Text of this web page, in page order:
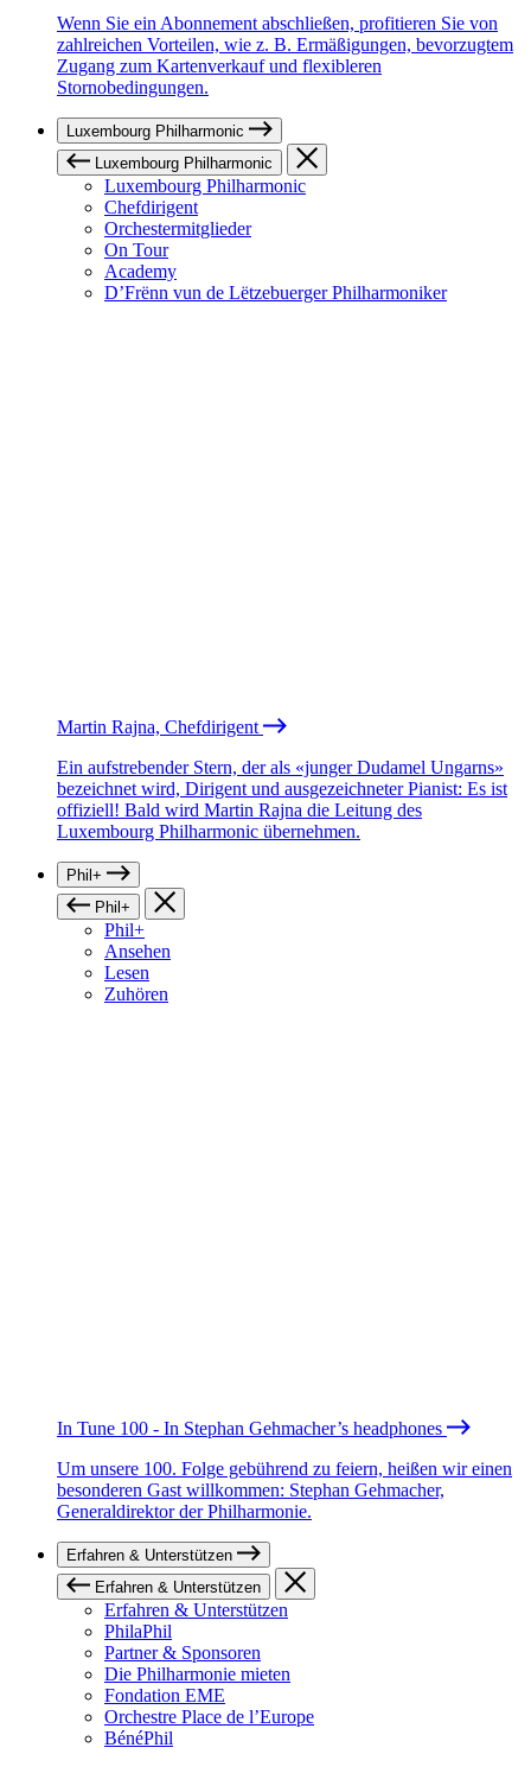
Wenn Sie ein Abonnement abschließen, profitieren Sie von
zahlreichen Vorteilen, wie z. B. Ermäßigungen, bevorzugtem
Zugang zum Kartenverkauf und flexibleren
Stornobedingungen.
Luxembourg Philharmonic
Luxembourg Philharmonic
Luxembourg Philharmonic
Chefdirigent
Orchestermitglieder
On Tour
Academy
D’Frënn vun de Lëtzebuerger Philharmoniker
Martin Rajna, Chefdirigent
Ein aufstrebender Stern, der als «junger Dudamel Ungarns»
bezeichnet wird, Dirigent und ausgezeichneter Pianist: Es ist
offiziell! Bald wird Martin Rajna die Leitung des
Luxembourg Philharmonic übernehmen.
Phil+
Phil+
Phil+
Ansehen
Lesen
Zuhören
In Tune 100 - In Stephan Gehmacher’s headphones
Um unsere 100. Folge gebührend zu feiern, heißen wir einen
besonderen Gast willkommen: Stephan Gehmacher,
Generaldirektor der Philharmonie.
Erfahren & Unterstützen
Erfahren & Unterstützen
Erfahren & Unterstützen
PhilaPhil
Partner & Sponsoren
Die Philharmonie mieten
Fondation EME
Orchestre Place de l’Europe
BénéPhil